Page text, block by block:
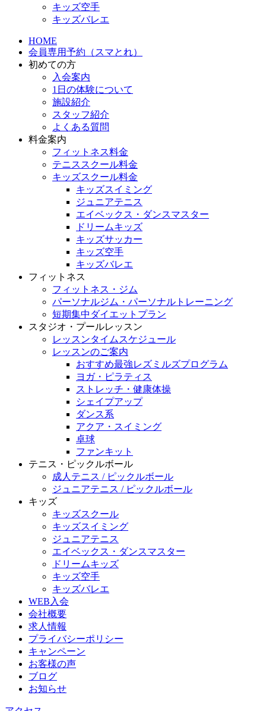
キッズ空手
キッズバレエ
HOME
会員専用予約（スマとれ）
初めての方
入会案内
1日の体験について
施設紹介
スタッフ紹介
よくある質問
料金案内
フィットネス料金
テニススクール料金
キッズスクール料金
キッズスイミング
ジュニアテニス
エイベックス・ダンスマスター
ドリームキッズ
キッズサッカー
キッズ空手
キッズバレエ
フィットネス
フィットネス・ジム
パーソナルジム・パーソナルトレーニング
短期集中ダイエットプラン
スタジオ・プールレッスン
レッスンタイムスケジュール
レッスンのご案内
おすすめ最強レズミルズプログラム
ヨガ・ピラティス
ストレッチ・健康体操
シェイプアップ
ダンス系
アクア・スイミング
卓球
ファンキット
テニス・ピックルボール
成人テニス / ピックルボール
ジュニアテニス / ピックルボール
キッズ
キッズスクール
キッズスイミング
ジュニアテニス
エイベックス・ダンスマスター
ドリームキッズ
キッズ空手
キッズバレエ
WEB入会
会社概要
求人情報
プライバシーポリシー
キャンペーン
お客様の声
ブログ
お知らせ